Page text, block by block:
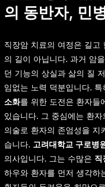
의 동반자, 민
직장암 치료의 여정은 길
의 길이 아닙니다. 과거 암
던 기능의 상실과 삶의 질
임없는 노력 덕분입니다. 특
소화를 위한 도전은 환자들
있습니다. 그 중심에는 환
의술로 환자의 존엄성을 지
습니다. 고려대학교 구로병
의사입니다. 그는 수많은 직
하우와 환자를 먼저 생각하